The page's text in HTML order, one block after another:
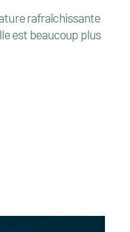
rafraîchissante
est beaucoup plus